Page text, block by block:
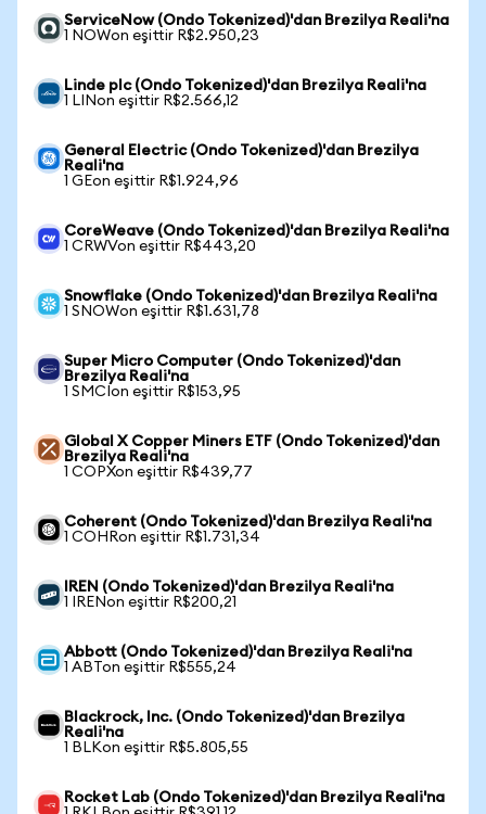
ServiceNow (Ondo Tokenized)'dan Brezilya Reali'na
1 NOWon eşittir R$2.950,23
Linde plc (Ondo Tokenized)'dan Brezilya Reali'na
1 LINon eşittir R$2.566,12
General Electric (Ondo Tokenized)'dan Brezilya
Reali'na
1 GEon eşittir R$1.924,96
CoreWeave (Ondo Tokenized)'dan Brezilya Reali'na
1 CRWVon eşittir R$443,20
Snowflake (Ondo Tokenized)'dan Brezilya Reali'na
1 SNOWon eşittir R$1.631,78
Super Micro Computer (Ondo Tokenized)'dan
Brezilya Reali'na
1 SMCIon eşittir R$153,95
Global X Copper Miners ETF (Ondo Tokenized)'dan
Brezilya Reali'na
1 COPXon eşittir R$439,77
Coherent (Ondo Tokenized)'dan Brezilya Reali'na
1 COHRon eşittir R$1.731,34
IREN (Ondo Tokenized)'dan Brezilya Reali'na
1 IRENon eşittir R$200,21
Abbott (Ondo Tokenized)'dan Brezilya Reali'na
1 ABTon eşittir R$555,24
Blackrock, Inc. (Ondo Tokenized)'dan Brezilya
Reali'na
1 BLKon eşittir R$5.805,55
Rocket Lab (Ondo Tokenized)'dan Brezilya Reali'na